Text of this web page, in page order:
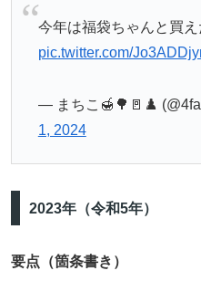
今年は福袋ちゃんと買
pic.twitter.com/
— まちこ🍯🌳🚪♟️
1, 2024
2023年（令和5年）
要点（箇条書き）